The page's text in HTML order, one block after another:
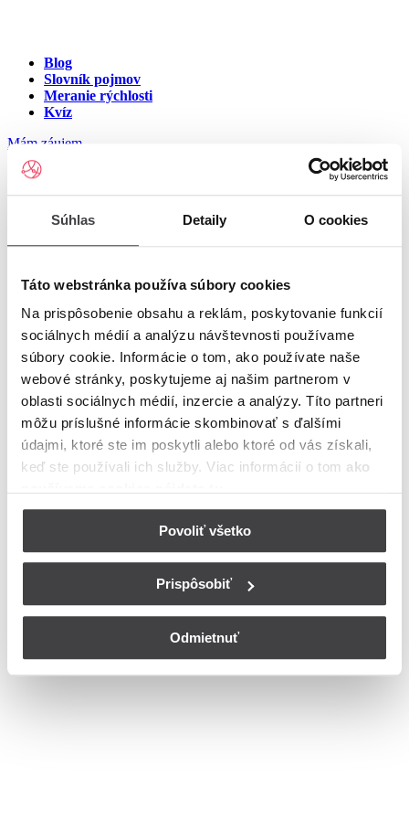
Súhlas Detaily O cookies
Táto webstránka používa súbory cookies
Na prispôsobenie obsahu a reklám, poskytovanie funkcií
sociálnych médií a analýzu návštevnosti používame
súbory cookie. Informácie o tom, ako používate naše
webové stránky, poskytujeme aj našim partnerom v
oblasti sociálnych médií, inzercie a analýzy. Títo partneri
môžu príslušné informácie skombinovať s ďalšími
údajmi, ktoré ste im poskytli alebo ktoré od vás získali,
keď ste používali ich služby. Viac informácií o tom ako
Povoliť všetko
Prispôsobiť
Odmietnuť
Blog
Slovník pojmov
Meranie rýchlosti
Kvíz
Mám záujem
Internet na ulici Cintorínska,
Banská Štiavnica
Zadajte číslo vchodu pre zobrazenie ponuky internetu v meste
Zadajte číslo domu/vchodupre zobrazenie ponuky internetu v
lokalite Banská Štiavnica
Zoznam čísiel domov/vchodov na ulici Cintorínska v
meste Banská Štiavnica
Bohužiaľ, nedisponujeme zoznamom dostupných čísiel vchodov na
ulici Cintorínska v meste Banská Štiavnica.
© Copyright 2026 Nastavenia cookies